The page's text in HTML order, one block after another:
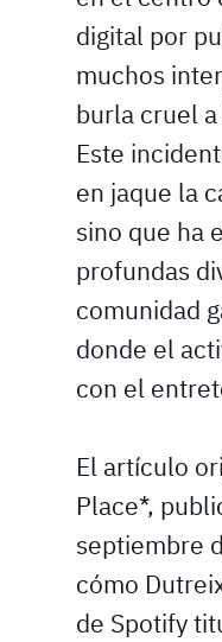
digital por
muchos
burla cruel
Este
en jaque la
sino que ha
profundas
comunidad
donde el
con el
El artículo
Place*,
septiembre
cómo
de Spotify